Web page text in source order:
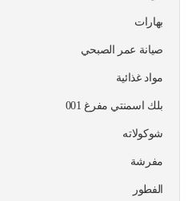
بهارات
صيانة عمر الصبحي
مواد غذائية
بلك اسمنتي مفرغ 001
شوكولاته
مفرشة
الفطور